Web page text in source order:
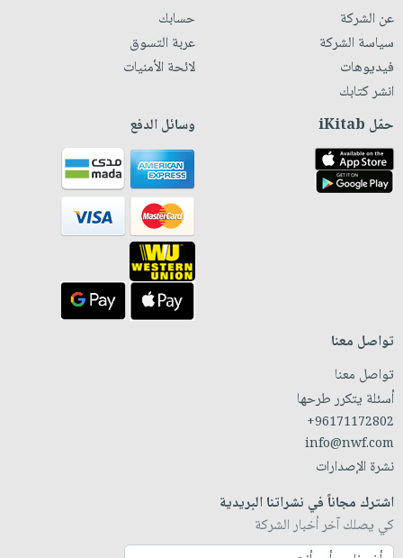
عن الشركة
سياسة الشركة
فيديوهات
انشر كتابك
حسابك
عربة التسوق
لائحة الأمنيات
حمّل iKitab وسائل الدفع
تواصل معنا
تواصل معنا
أسئلة يتكرر طرحها
+96171172802
info@nwf.com
نشرة الإصدارات
اشترك مجاناً في نشراتنا البريدية
كي يصلك آخر أخبار الشركة